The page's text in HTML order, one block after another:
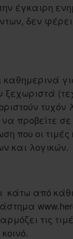
έγκαιρη
δεν
καθημερινά
προβείτε σε
που οι
και λογικών.
κάτω από
τις